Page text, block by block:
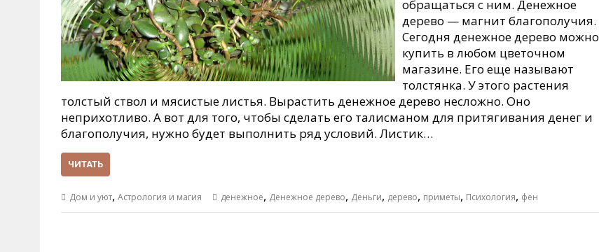
обращаться с ним. Денежное
дерево — магнит благополучия.
Сегодня денежное дерево можно
купить в любом цветочном
магазине. Его еще называют
толстянка. У этого растения
толстый ствол и мясистые листья. Вырастить денежное дерево несложно. Оно
неприхотливо. А вот для того, чтобы сделать его талисманом для притягивания денег и
благополучия, нужно будет выполнить ряд условий. Листик…
ЧИТАТЬ
Дом и уют, Астрология и магия денежное, Денежное дерево, Деньги, дерево, приметы, Психология, фен